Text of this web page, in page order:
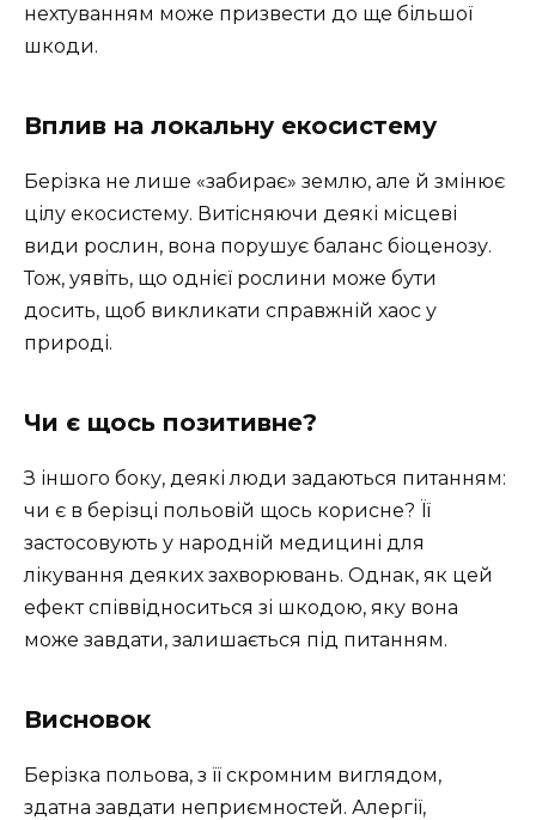
нехтуванням може призвести до ще більшої
шкоди.
Вплив на локальну екосистему
Берізка не лише «забирає» землю, але й змінює
цілу екосистему. Витісняючи деякі місцеві
види рослин, вона порушує баланс біоценозу.
Тож, уявіть, що однієї рослини може бути
досить, щоб викликати справжній хаос у
природі.
Чи є щось позитивне?
З іншого боку, деякі люди задаються питанням:
чи є в берізці польовій щось корисне? Її
застосовують у народній медицині для
лікування деяких захворювань. Однак, як цей
ефект співвідноситься зі шкодою, яку вона
може завдати, залишається під питанням.
Висновок
Берізка польова, з її скромним виглядом,
здатна завдати неприємностей. Алергії,